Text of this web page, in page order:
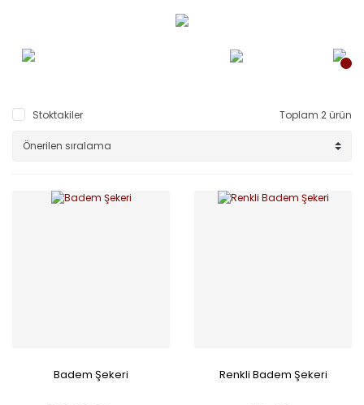
Stoktakiler Toplam 2 ürün
Badem Şekeri Renkli Badem Şekeri